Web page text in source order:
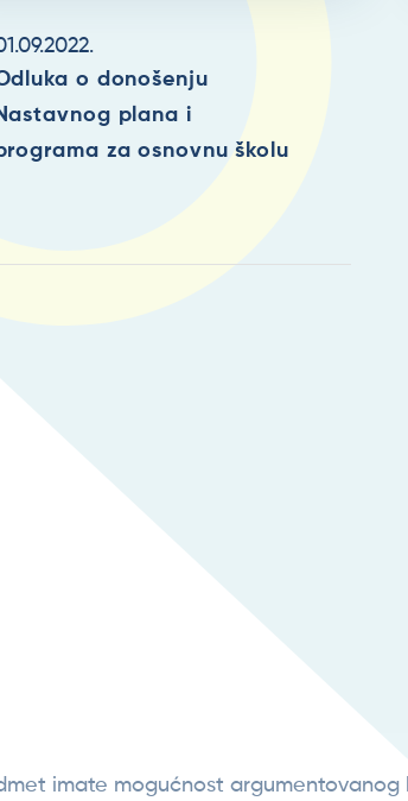
o donošenju
plana i
za osnovnu školu
imate mogućnost argumentovanog